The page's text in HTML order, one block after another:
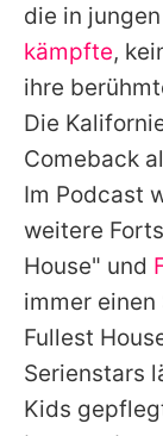
die in
kämpfte,
ihre
Die
Comeback
Im Podcast
weitere
House" und
immer
Fullest
Serienstars
Kids